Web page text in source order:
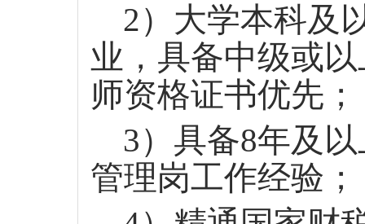
2） 大学本科及
业，具备中级或
师资格证书优先；
3）具备8年及
管理岗工作经验；